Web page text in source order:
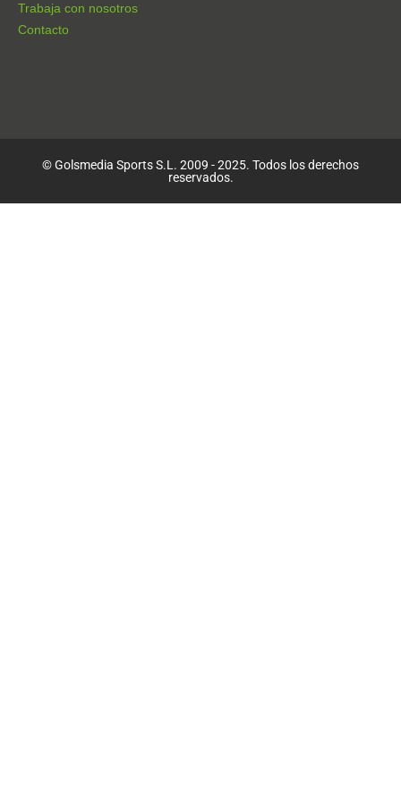
Trabaja con nosotros
Contacto
© Golsmedia Sports S.L. 2009 - 2025. Todos los derechos
reservados.